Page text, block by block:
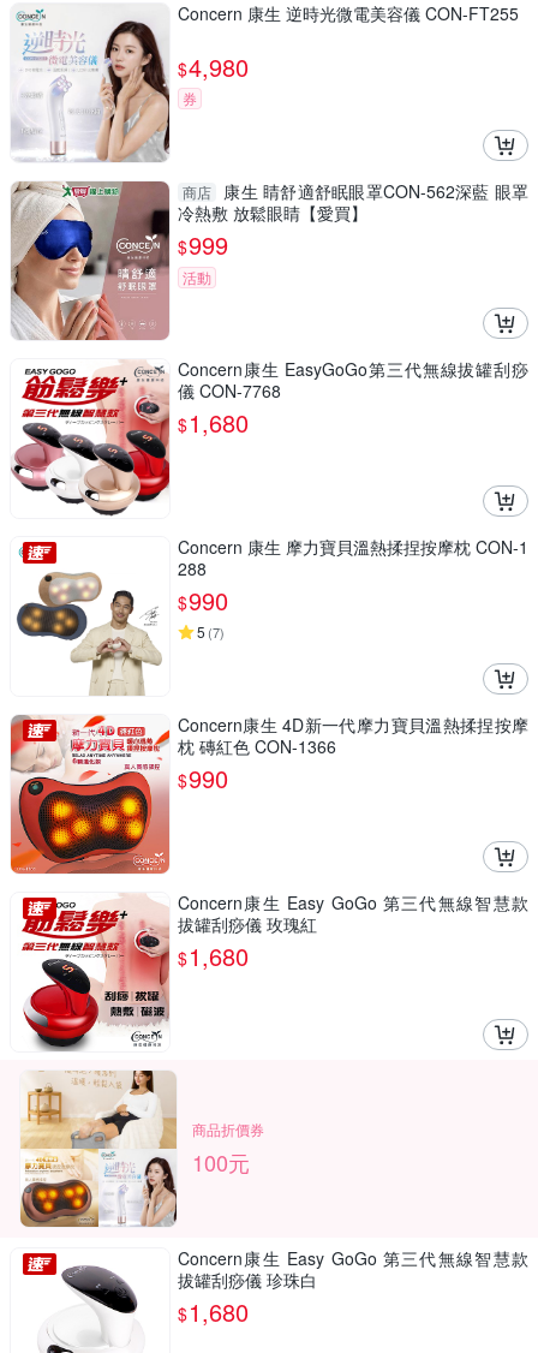
Concern 康生 逆時光微電美容儀 CON-FT255
$4,980
券
商店
康生 睛舒適舒眠眼罩CON-562深藍 眼罩
冷熱敷 放鬆眼睛【愛買】
$999
活動
Concern康生 EasyGoGo第三代無線拔罐刮痧
儀 CON-7768
$1,680
Concern 康生 摩力寶貝溫熱揉捏按摩枕 CON-1
288
$990
5 (7)
Concern康生 4D新一代摩力寶貝溫熱揉捏按摩
枕 磚紅色 CON-1366
$990
Concern康生 Easy GoGo 第三代無線智慧款
拔罐刮痧儀 玫瑰紅
$1,680
商品折價券
100元
Concern康生 Easy GoGo 第三代無線智慧款
拔罐刮痧儀 珍珠白
$1,680